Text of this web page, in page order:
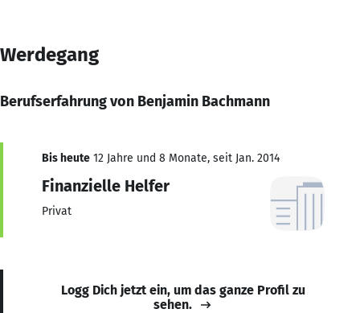
Werdegang
Berufserfahrung von Benjamin Bachmann
Bis heute 12 Jahre und 8 Monate, seit Jan. 2014
Finanzielle Helfer
Privat
Logg Dich jetzt ein, um das ganze Profil zu
sehen.